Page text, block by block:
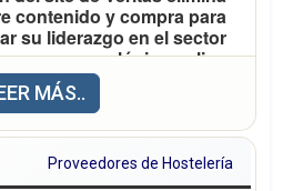
las fiestas patronales,
invita a descubrir el
que esconden las
Geográficas Protegidas
espirituosas españolas
contenido y compra para
su liderazgo en el sector
ecológico online
llegar a una facturación
con la estrategia de e-
través de partners, como
MÁS..
Proveedores de Hostelería